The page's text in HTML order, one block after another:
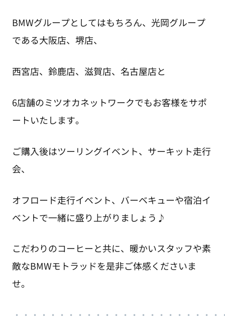
BMWグループとしてはもちろん、光岡グループ
である大阪店、堺店、
西宮店、鈴鹿店、滋賀店、名古屋店と
6店舗のミツオカネットワークでもお客様をサポ
ートいたします。
ご購入後はツーリングイベント、サーキット走行
会、
オフロード走行イベント、バーベキューや宿泊イ
ベントで一緒に盛り上がりましょう♪
こだわりのコーヒーと共に、暖かいスタッフや素
敵なBMWモトラッドを是非ご体感くださいま
せ。
・ ・・・・・・・・・・・・・・・・・・・・・